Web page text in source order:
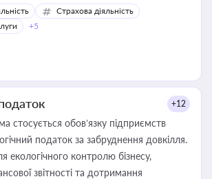
Страхова діяльність
+5
+12
стосується обов’язку підприємств
податок за забруднення довкілля.
екологічного контролю бізнесу,
звітності та дотримання